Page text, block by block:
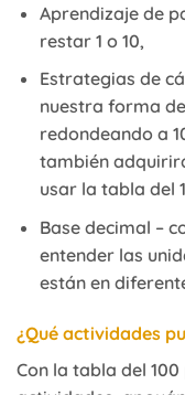
Aprendizaje de
restar 1 o 10,
Estrategias de
nuestra forma
redondeando a
también
usar la tabla del
Base decimal –
entender las
están en
¿Qué actividades
Con la tabla del